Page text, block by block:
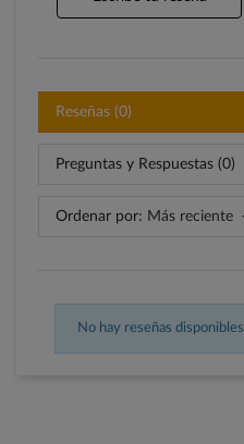
Reseñas (0)
Preguntas y Respuestas (0)
Ordenar por: Más reciente
No hay reseñas disponibles